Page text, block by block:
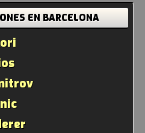
EN BARCELONA